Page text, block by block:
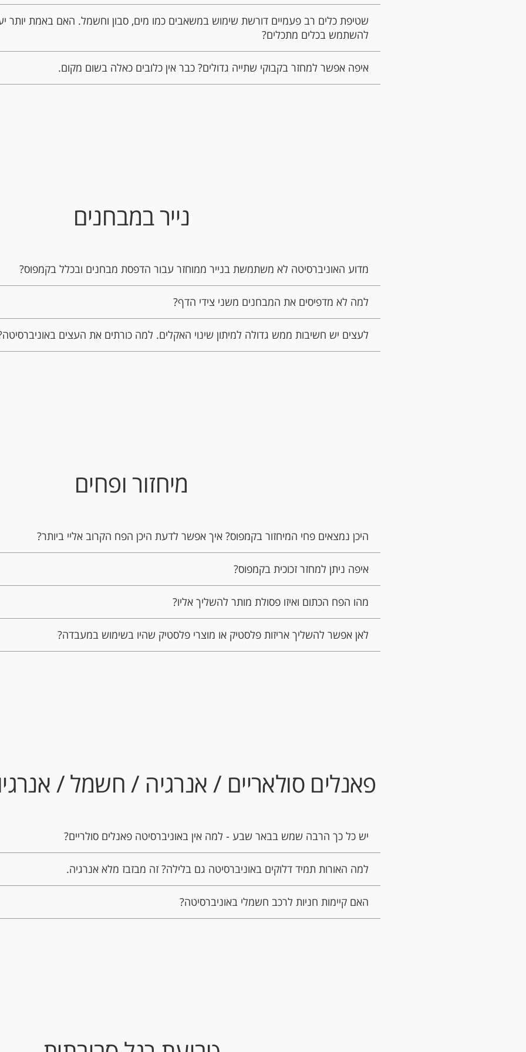
שטיפת כלים רב פעמיים דורשת שימוש במשאבים כמו מים, סבון וחשמל. האם באמת יותר
להשתמש בכלים מתכלים?
איפה אפשר למחזר בקבוקי שתייה גדולים? כבר אין כלובים כאלה בשום מקום.
נייר במבחנים
מדוע האוניברסיטה לא משתמשת בנייר ממוחזר עבור הדפסת מבחנים ובכלל בקמפוס?
למה לא מדפיסים את המבחנים משני צידי הדף?
לעצים יש חשיבות ממש גדולה למיתון שינוי האקלים. למה כורתים את העצים
מיחזור ופחים
היכן נמצאים פחי המיחזור בקמפוס? איך אפשר לדעת היכן הפח הקרוב אליי ביותר?
איפה ניתן למחזר זכוכית בקמפוס?
מהו הפח הכתום ואיזו פסולת מותר להשליך אליו?
לאן אפשר להשליך אריזות פלסטיק או מוצרי פלסטיק שהיו בשימוש במעבדה?
פאנלים סולאריים / אנרגיה / חשמל /
יש כל כך הרבה שמש בבאר שבע - למה אין באוניברסיטה פאנלים סולריים?
למה האורות תמיד דלוקים באוניברסיטה גם בלילה? זה מבזבז מלא אנרגיה.
האם קיימות חניות לרכב חשמלי באוניברסיטה?